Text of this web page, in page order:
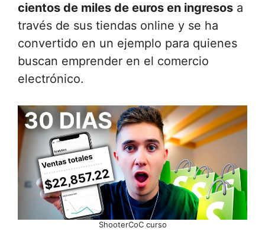
cientos de miles de euros en ingresos a
través de sus tiendas online y se ha
convertido en un ejemplo para quienes
buscan emprender en el comercio
electrónico.
ShooterCoC curso